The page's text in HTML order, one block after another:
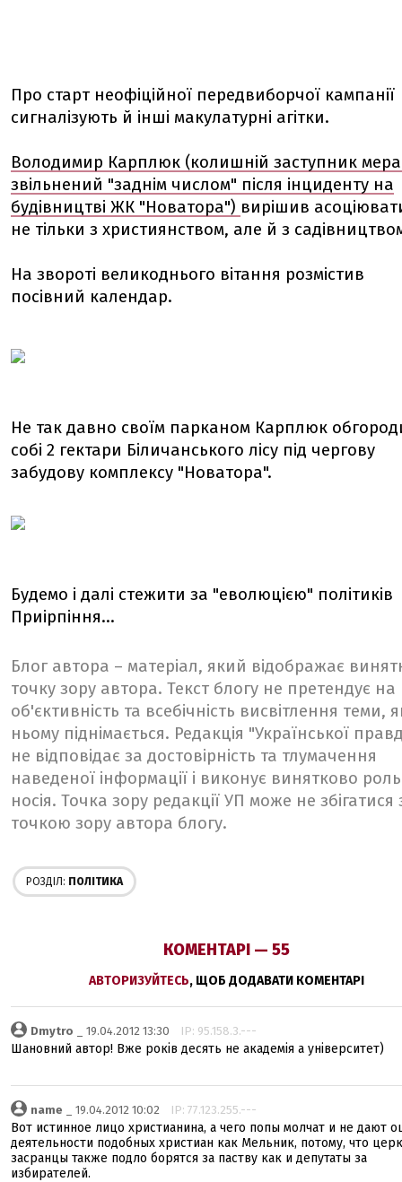
Про старт неофіційної передвиборчої кампанії
сигналізують й інші макулатурні агітки.
Володимир Карплюк (колишній заступник мера
звільнений "заднім числом" після інциденту на
будівництві ЖК "Новатора") вирішив
не тільки з християнством, але й з
На звороті великоднього вітання розмістив
посівний календар.
Не так давно своїм парканом Карплюк
собі 2 гектари Біличанського лісу під чергову
забудову комплексу "Новатора".
Будемо і далі стежити за "еволюцією" політиків
Приірпіння...
Блог автора – матеріал, який відображає
точку зору автора. Текст блогу не претендує на
об'єктивність та всебічність висвітлення теми,
ньому піднімається. Редакція "Української
не відповідає за достовірність та тлумачення
наведеної інформації і виконує винятково роль
носія. Точка зору редакції УП може не збігатися
точкою зору автора блогу.
РОЗДІЛ: ПОЛІТИКА
КОМЕНТАРІ — 55
АВТОРИЗУЙТЕСЬ, ЩОБ ДОДАВАТИ КОМЕНТАРІ
Dmytro _ 19.04.2012 13:30 IP: 95.158.3.---
Шановний автор! Вже років десять не академія а університет)
name _ 19.04.2012 10:02 IP: 77.123.255.---
Вот истинное лицо христианина, а чего попы молчат и не дают
деятельности подобных христиан как Мельник, потому, что
засранцы также подло борятся за паству как и депутаты за
избирателей.